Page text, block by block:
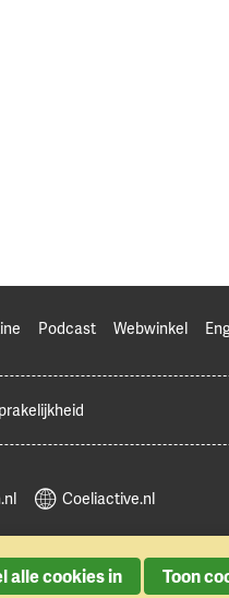
Podcast Webwinkel
Coeliactive.nl
alle cookies in Toon